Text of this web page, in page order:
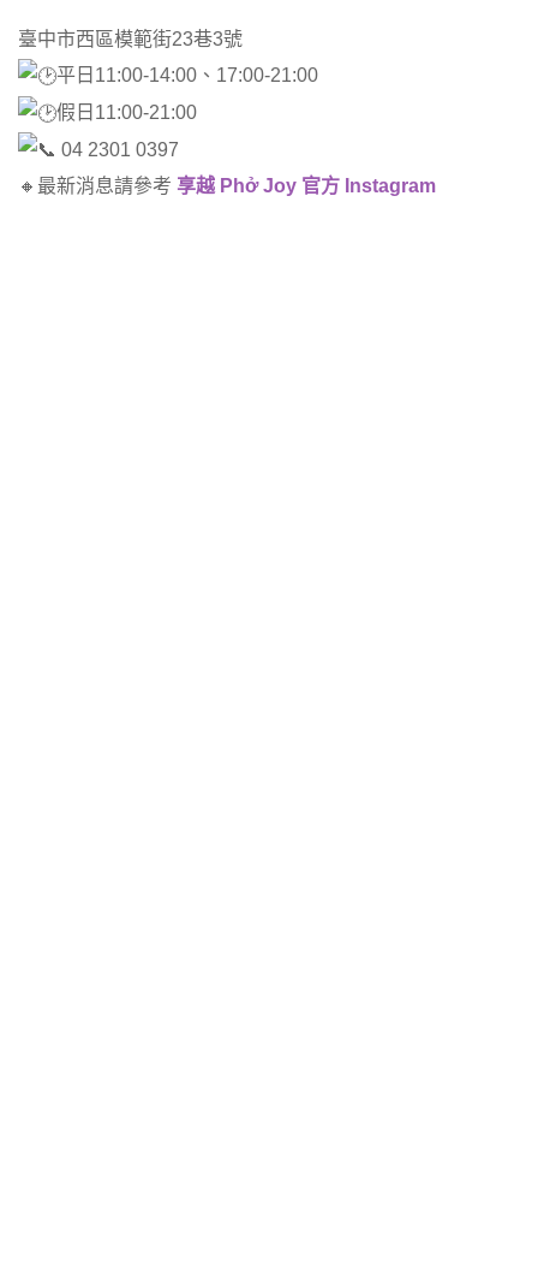
臺中市西區模範街23巷3號
平日11:00-14:00、17:00-21:00
假日11:00-21:00
04 2301 0397
🔸最新消息請參考 享越 Phở Joy 官方 Instagram